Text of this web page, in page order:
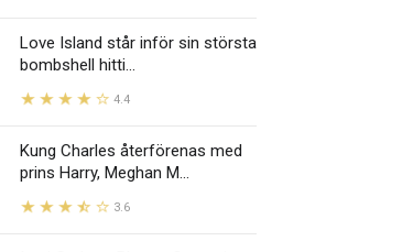
Love Island står inför sin största
bombshell hitti...
4.4
Kung Charles återförenas med
prins Harry, Meghan M...
3.6